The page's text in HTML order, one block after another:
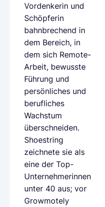
Vordenkerin und
Schöpferin
bahnbrechend in
dem Bereich, in
dem sich Remote-
Arbeit, bewusste
Führung und
persönliches und
berufliches
Wachstum
überschneiden.
Shoestring
zeichnete sie als
eine der Top-
Unternehmerinnen
unter 40 aus; vor
Growmotely